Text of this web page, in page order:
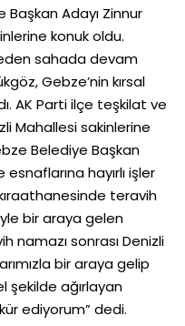
Adayı Zinnur
konuk oldu.
sahada devam
Gebze’nin kırsal
AK Parti ilçe teşkilat ve
Mahallesi sakinlerine
Belediye Başkan
hayırlı işler
teravih
bir araya gelen
namazı sonrası Denizli
bir araya gelip
şekilde ağırlayan
ediyorum” dedi.